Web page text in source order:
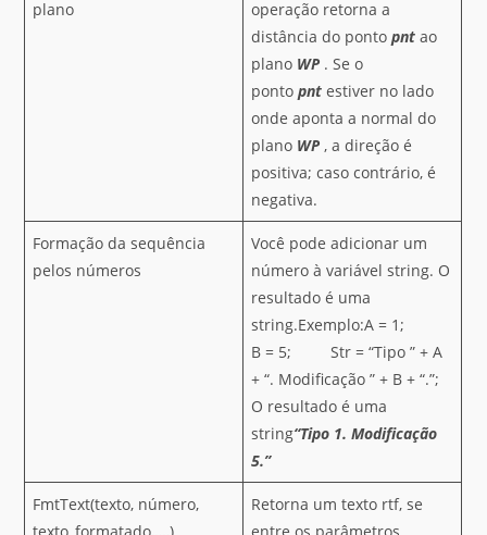
plano
operação retorna a
distância do pontopnt ao
plano WP . Se o
pontopnt estiver no lado
onde aponta a normal do
plano WP , a direção é
positiva; caso contrário, é
negativa.
Formação da sequência
pelos números
Você pode adicionar um
número à variável string. O
resultado é uma
string.Exemplo:A = 1;
B = 5; Str = “Tipo ” + A
+ “. Modificação ” + B + “.”;
O resultado é uma
string“Tipo 1. Modificação
5.”
FmtText(texto, número,
Retorna um texto rtf, se